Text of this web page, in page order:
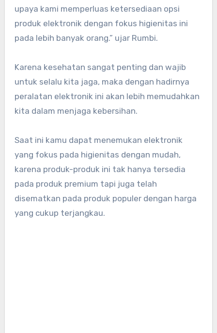
upaya kami memperluas ketersediaan opsi
produk elektronik dengan fokus higienitas ini
pada lebih banyak orang.” ujar Rumbi.
Karena kesehatan sangat penting dan wajib
untuk selalu kita jaga, maka dengan hadirnya
peralatan elektronik ini akan lebih memudahkan
kita dalam menjaga kebersihan.
Saat ini kamu dapat menemukan elektronik
yang fokus pada higienitas dengan mudah,
karena produk-produk ini tak hanya tersedia
pada produk premium tapi juga telah
disematkan pada produk populer dengan harga
yang cukup terjangkau.